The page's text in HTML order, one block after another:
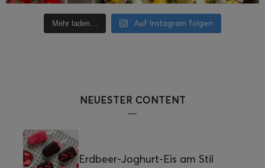
Mehr laden… Auf Instagram folgen
NEUESTER CONTENT
Erdbeer-Joghurt-Eis am Stil